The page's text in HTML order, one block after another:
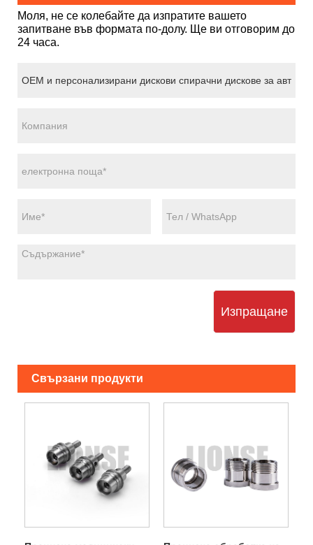
Моля, не се колебайте да изпратите вашето
запитване във формата по-долу. Ще ви отговорим до
24 часа.
Изпращане
Свързани продукти